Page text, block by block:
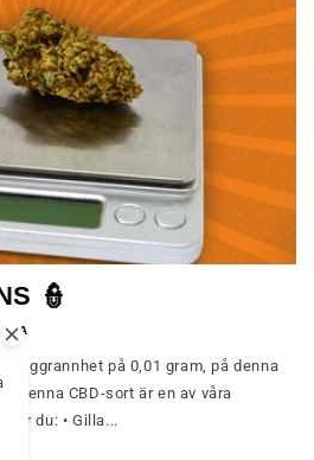
👮
noggrannhet på 0,01 gram, på denna
Denna CBD-sort är en av våra
du: • Gilla...